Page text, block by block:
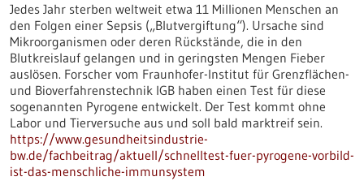
Jedes Jahr sterben weltweit etwa 11 Millionen Menschen an
den Folgen einer Sepsis („Blutvergiftung“). Ursache sind
Mikroorganismen oder deren Rückstände, die in den
Blutkreislauf gelangen und in geringsten Mengen Fieber
auslösen. Forscher vom Fraunhofer-Institut für Grenzflächen-
und Bioverfahrenstechnik IGB haben einen Test für diese
sogenannten Pyrogene entwickelt. Der Test kommt ohne
Labor und Tierversuche aus und soll bald marktreif sein.
https://www.gesundheitsindustrie-
bw.de/fachbeitrag/aktuell/schnelltest-fuer-pyrogene-vorbild-
ist-das-menschliche-immunsystem